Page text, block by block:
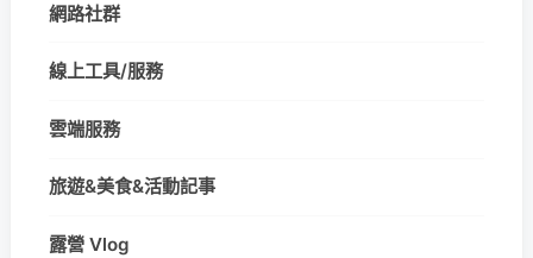
網路社群
線上工具/服務
雲端服務
旅遊&美食&活動記事
露營 Vlog